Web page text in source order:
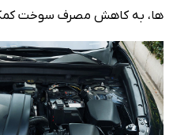
ها، به کاهش مصرف سوخت